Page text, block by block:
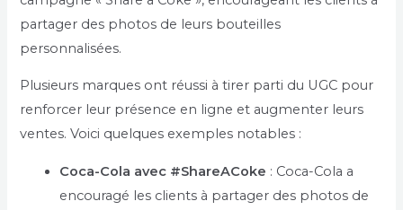
partager des photos de leurs bouteilles
personnalisées.
Plusieurs marques ont réussi à tirer parti du UGC pour
renforcer leur présence en ligne et augmenter leurs
ventes. Voici quelques exemples notables :
Coca-Cola avec #ShareACoke : Coca-Cola a
encouragé les clients à partager des photos de